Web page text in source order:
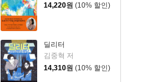
14,220원 (10% 할인)
딜리터
김중혁 저
14,310원 (10% 할인)